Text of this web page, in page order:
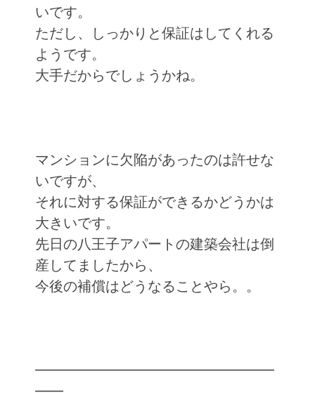
いです。
ただし、しっかりと保証はしてくれる
ようです。
大手だからでしょうかね。
マンションに欠陥があったのは許せな
いですが、
それに対する保証ができるかどうかは
大きいです。
先日の八王子アパートの建築会社は倒
産してましたから、
今後の補償はどうなることやら。。
━━━━━━━━━━━━━━━━━